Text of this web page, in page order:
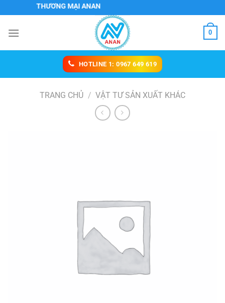
đến
nội
VÀ THƯƠNG MẠI ANAN
0
HOTLINE 1: 0967 649 619
TRANG CHỦ / VẬT TƯ SẢN XUẤT KHÁC